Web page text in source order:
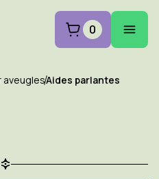
0
aveuglesAides parlantes